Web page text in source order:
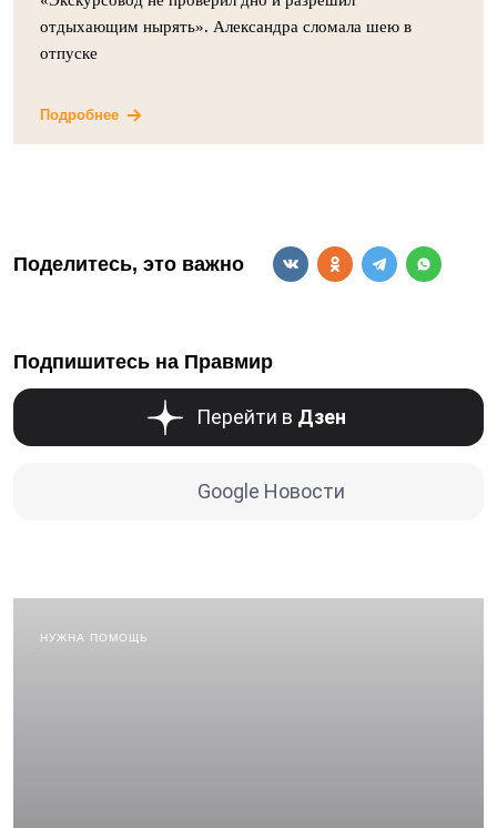
отдыхающим нырять». Александра сломала шею в
отпуске
Подробнее
Поделитесь, это важно
Подпишитесь на Правмир
Перейти в Дзен
Google Новости
НУЖНА ПОМОЩЬ